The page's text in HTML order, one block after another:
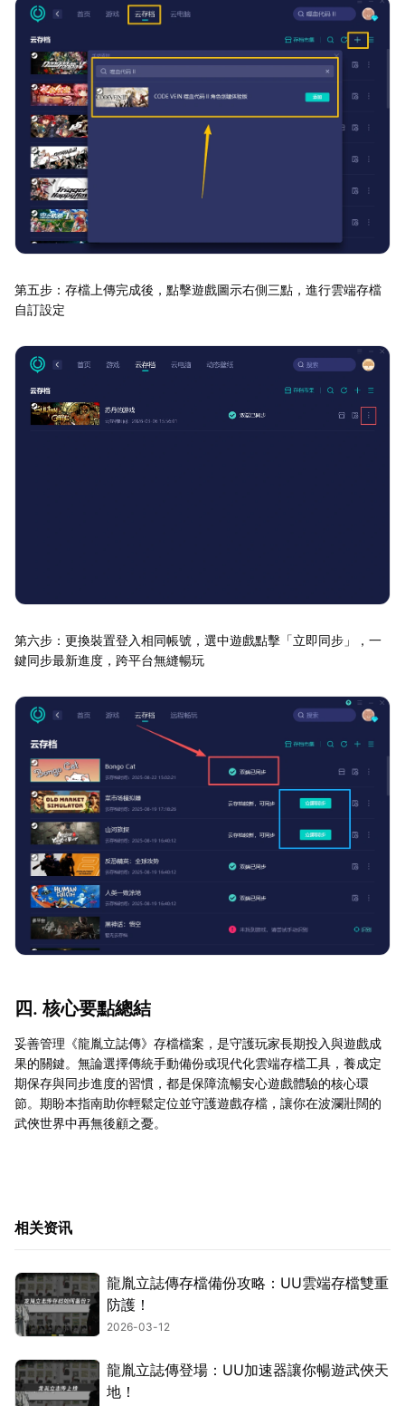
第五步：存檔上傳完成後，點擊遊戲圖示右側三點，進行雲端存檔
自訂設定
第六步：更換裝置登入相同帳號，選中遊戲點擊「立即同步」，一
鍵同步最新進度，跨平台無縫暢玩
四. 核心要點總結
妥善管理《龍胤立誌傳》存檔檔案，是守護玩家長期投入與遊戲成
果的關鍵。無論選擇傳統手動備份或現代化雲端存檔工具，養成定
期保存與同步進度的習慣，都是保障流暢安心遊戲體驗的核心環
節。期盼本指南助你輕鬆定位並守護遊戲存檔，讓你在波瀾壯闊的
武俠世界中再無後顧之憂。
相关资讯
龍胤立誌傳存檔備份攻略：UU雲端存檔雙重
防護！
2026-03-12
龍胤立誌傳登場：UU加速器讓你暢遊武俠天
地！